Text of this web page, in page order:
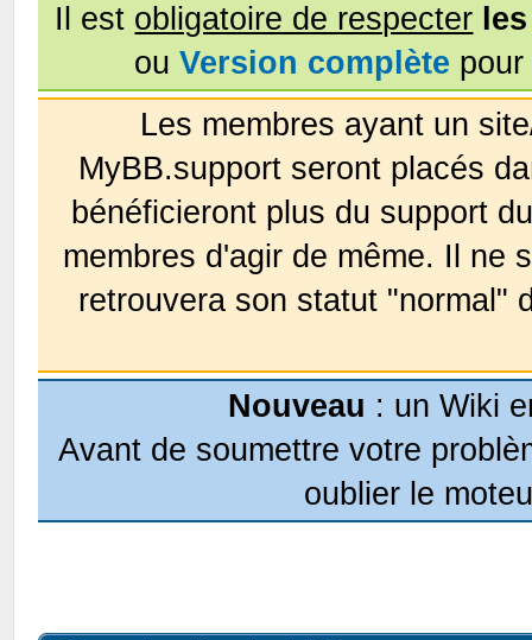
Il est obligatoire de respecter
ouVersion complète
Les membres ayant un
MyBB.support seront placés
bénéficieront plus du support
membres d'agir de même. Il ne
retrouvera son statut "normal"
Nouveau : un Wiki
Avant de soumettre votre
oublier le